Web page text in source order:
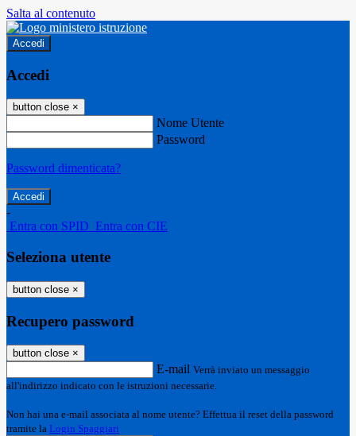
Salta al contenuto
Accedi
Accedi
button close ×
Nome Utente
Password
Password dimenticata?
-
Entra con SPID Entra con CIE
Seleziona utente
button close ×
Recupero password
button close ×
E-mail Verrà inviato un messaggio
all'indirizzo indicato con le istruzioni necessarie.
Non hai una e-mail associata al nome utente? Effettua il reset della password
tramite la Login Spaggiari